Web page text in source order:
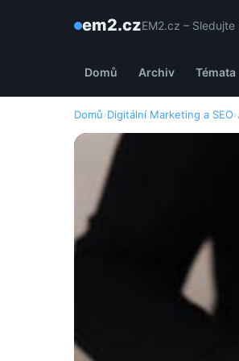
em2.czEM2.cz –
Domů Archiv Témata
Domů›Digitální Marketing a SEO›